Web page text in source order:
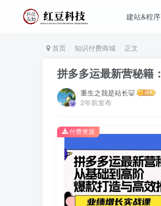
建站&程序
首页 知识付费商城 正文
拼多多运最新营秘籍
重生之我是站长🐷
2年前发布
付费资源